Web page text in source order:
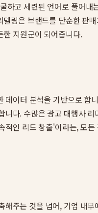
고 세련된 언어로 풀어
링은 브랜드를 단순한 판
지원군이 되어줍니다.
이터 분석을 기반으로 합
다. 수많은 광고 대행사
인 리드 창출'이라는, 모
주는 것을 넘어, 기업 내